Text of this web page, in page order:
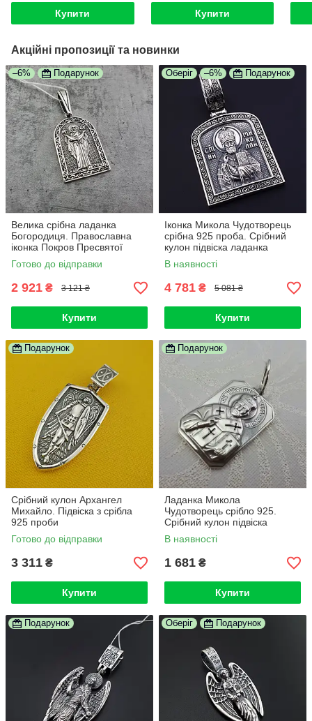
Купити Купити
Акційні пропозиції та новинки
–6% Подарунок
Велика срібна ладанка
Богородиця. Православна
іконка Покров Пресвятої
Богородиці із срібла 925
Готово до відправки
2 921 ₴ 3 121 ₴
Купити
Оберіг –6% Подарунок
Іконка Микола Чудотворець
срібна 925 проба. Срібний
кулон підвіска ладанка
Святий Миколай
В наявності
4 781 ₴ 5 081 ₴
Купити
Подарунок
Срібний кулон Архангел
Михайло. Підвіска з срібла
925 проби
Готово до відправки
3 311 ₴
Купити
Подарунок
Ладанка Микола
Чудотворець срібло 925.
Срібний кулон підвіска
Святий Миколай
В наявності
1 681 ₴
Купити
Подарунок Оберіг Подарунок